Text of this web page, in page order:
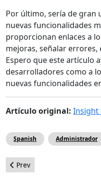
Por último, sería de gran
nuevas funcionalidades
proporcionan enlaces a
mejoras, señalar errores,
Espero que este artículo
desarrolladores como a
nuevas funcionalidades
Artículo original: Insight
Spanish Administrador
Previous article: Los foros
Prev